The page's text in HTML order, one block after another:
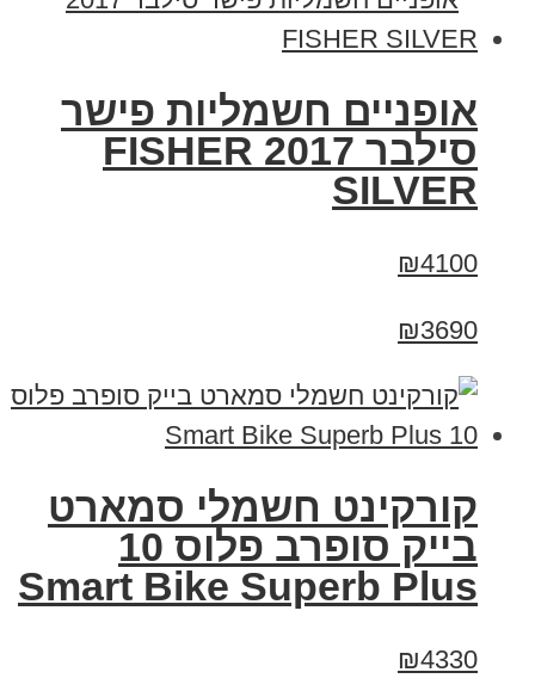
אופניים חשמליות פישר
סילבר 2017 FISHER
SILVER
₪4100
₪3690
קורקינט חשמלי סמארט
בייק סופרב פלוס 10
Smart Bike Superb Plus
₪4330